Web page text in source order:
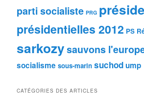
parti socialiste PRG
présidentielles 2012 PS
sarkozysauvons
socialisme sous-marin suchodump
CATÉGORIES DES ARTICLES